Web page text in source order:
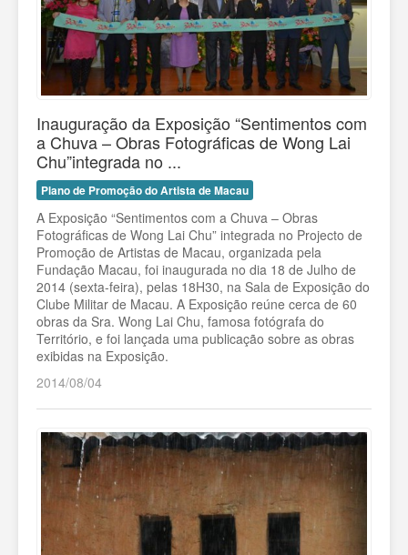
Inauguração da Exposição “Sentimentos com
a Chuva – Obras Fotográficas de Wong Lai
Chu”integrada no ...
Plano de Promoção do Artista de Macau
A Exposição “Sentimentos com a Chuva – Obras
Fotográficas de Wong Lai Chu” integrada no Projecto de
Promoção de Artistas de Macau, organizada pela
Fundação Macau, foi inaugurada no dia 18 de Julho de
2014 (sexta-feira), pelas 18H30, na Sala de Exposição do
Clube Militar de Macau. A Exposição reúne cerca de 60
obras da Sra. Wong Lai Chu, famosa fotógrafa do
Território, e foi lançada uma publicação sobre as obras
exibidas na Exposição.
2014/08/04